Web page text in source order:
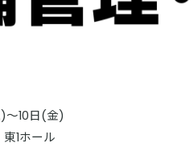
10日(金)
1ホール